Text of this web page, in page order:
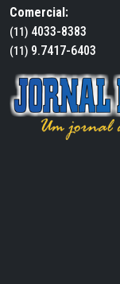
Comercial:
(11) 4033-8383
(11) 9.7417-6403